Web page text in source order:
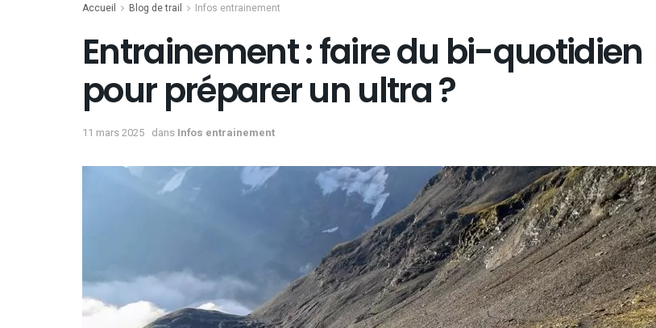
Accueil Blog de trail Infos entrainement
Entrainement : faire du bi-quotidien
pour préparer un ultra ?
11 mars 2025 dans Infos entrainement